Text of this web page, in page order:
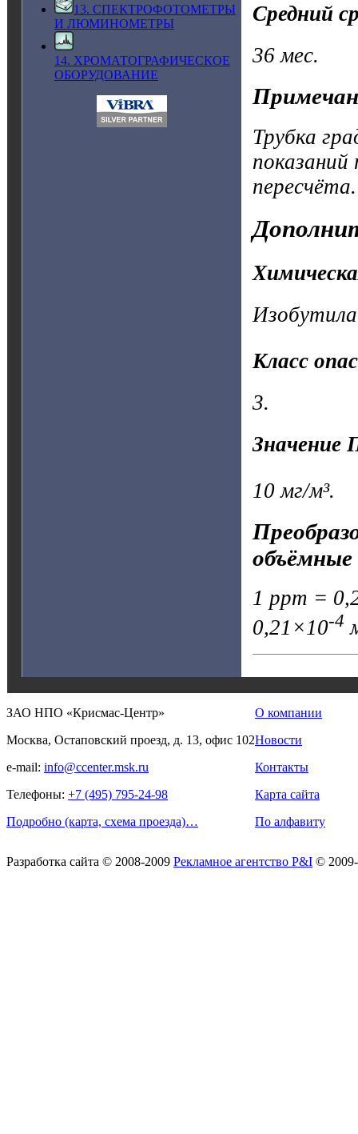
13. СПЕКТРОФОТОМЕТРЫ
И ЛЮМИНОМЕТРЫ
14. ХРОМАТОГРАФИЧЕСКОЕ
ОБОРУДОВАНИЕ
Средний
36 мес.
Трубка
пересчёта.
Класс
3.
Значение
10 мг/м³.
объёмные
1 ppm =
0,21×10-4
ЗАО НПО «Крисмас-Центр»
Москва, Остаповский проезд, д. 13, офис 102
e-mail: info@ccenter.msk.ru
Телефоны: +7 (495) 795-24-98
Подробно (карта, схема проезда)…
О компании
Новости
Контакты
Карта сайта
По алфавиту
Разработка сайта © 2008-2009 Рекламное агентство P&I ©